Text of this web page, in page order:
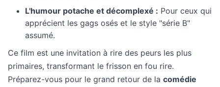
L'humour potache et décomplexé : Pour ceux qui
apprécient les gags osés et le style "série B"
assumé.
Ce film est une invitation à rire des peurs les plus
primaires, transformant le frisson en fou rire.
Préparez-vous pour le grand retour de la comédie